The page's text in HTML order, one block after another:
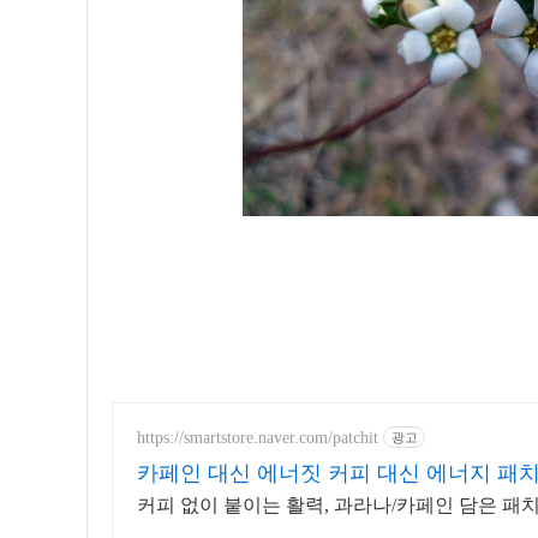
https://smartstore.naver.com/patchit 광고
카페인 대신 에너짓 커피 대신 에너지 패
커피 없이 붙이는 활력, 과라나/카페인 담은 패